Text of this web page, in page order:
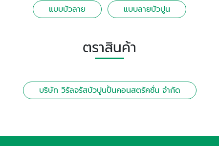
แบบบัวลาย
แบบลายบัวปูน
ตราสินค้า
บริษัท วิรัลจรัสบัวปูนปั้นคอนสตรัคชั่น จำกัด